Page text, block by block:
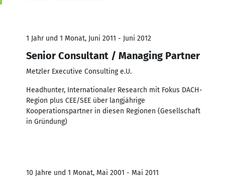
1 Jahr und 1 Monat, Juni 2011 - Juni 2012
Senior Consultant / Managing Partner
Metzler Executive Consulting e.U.
Headhunter, Internationaler Research mit Fokus DACH-
Region plus CEE/SEE über langjährige
Kooperationspartner in diesen Regionen (Gesellschaft
in Gründung)
10 Jahre und 1 Monat, Mai 2001 - Mai 2011